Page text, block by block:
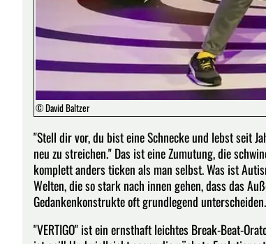
© David Baltzer
"Stell dir vor, du bist eine Schnecke und lebst seit
neu zu streichen." Das ist eine Zumutung, die
komplett anders ticken als man selbst. Was ist
Welten, die so stark nach innen gehen, dass das
Gedankenkonstrukte oft grundlegend unterscheiden.
"VERTIGO" ist ein ernsthaft leichtes Break-Beat-